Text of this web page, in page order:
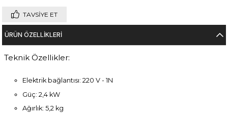
TAVSIYE ET
ÜRÜN ÖZELLIKLERI
Teknik Özellikler:
Elektrik bağlantısı: 220 V - 1N
Güç: 2,4 kW
Ağırlık: 5,2 kg